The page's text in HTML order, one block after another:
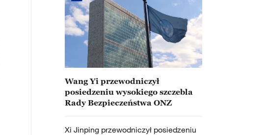
Wang Yi przewodniczył
posiedzeniu wysokiego szczebla
Rady Bezpieczeństwa ONZ
Xi Jinping przewodniczył posiedzeniu